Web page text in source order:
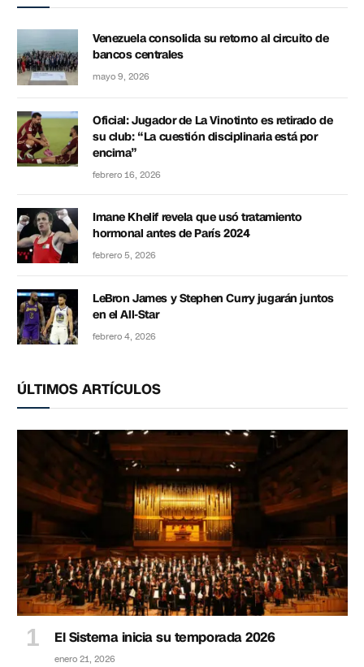
Venezuela consolida su retorno al circuito de
bancos centrales
mayo 9, 2026
Oficial: Jugador de La Vinotinto es retirado de
su club: “La cuestión disciplinaria está por
encima”
febrero 16, 2026
Imane Khelif revela que usó tratamiento
hormonal antes de París 2024
febrero 5, 2026
LeBron James y Stephen Curry jugarán juntos
en el All-Star
febrero 4, 2026
ÚLTIMOS ARTÍCULOS
El Sistema inicia su temporada 2026
enero 21, 2026